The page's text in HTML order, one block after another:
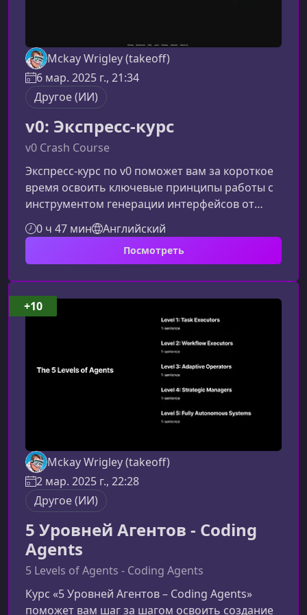
Mckay Wrigley (takeoff)
6 мар. 2025 г., 21:34
Другое (ИИ)
v0: Экспресс-курс
v0 Crash Course
Экспресс-курс по v0 поможет вам за короткое
время освоить ключевые принципы работы с
инструментом генерации интерфейсов от
Vercel. Вы узнаете, как превращать текстовые
описания в готовые UI‑компоненты,
оптимизировать рабочий процесс и создавать
адаптивные, хорошо структурированные
интерфейсы.Что вы изучите в этом
курсеЭкспресс‑формат позволяет быстро
погрузиться в практику без лишней теории.
Акцент делается на применении v0 в реальных
0 ч 47 мин Английский
Посмотреть
Mckay Wrigley (takeoff)
2 мар. 2025 г., 22:28
Другое (ИИ)
5 Уровней Агентов - Coding
Agents
5 Levels of Agents - Coding Agents
Курс «5 Уровней Агентов – Coding Agents»
поможет вам шаг за шагом освоить создание
+10